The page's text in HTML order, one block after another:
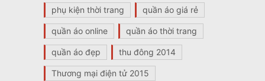
phụ kiện thời trang quần áo giá rẻ
quần áo online quần áo thời trang
quần áo đẹp thu đông 2014
Thương mại điện tử 2015